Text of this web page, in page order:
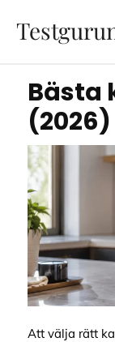
29/05/2026
Bästa
Att välja rätt